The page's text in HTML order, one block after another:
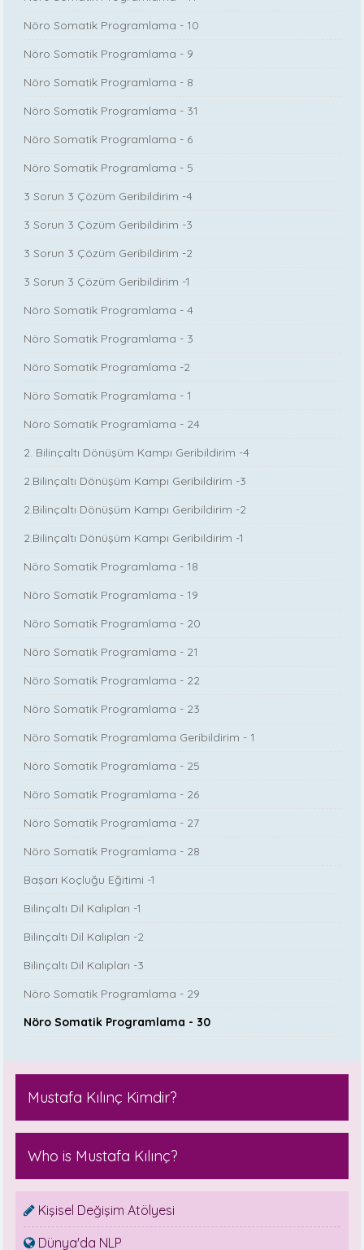
Nöro Somatik Programlama - 10
Nöro Somatik Programlama - 9
Nöro Somatik Programlama - 8
Nöro Somatik Programlama - 31
Nöro Somatik Programlama - 6
Nöro Somatik Programlama - 5
3 Sorun 3 Çözüm Geribildirim -4
3 Sorun 3 Çözüm Geribildirim -3
3 Sorun 3 Çözüm Geribildirim -2
3 Sorun 3 Çözüm Geribildirim -1
Nöro Somatik Programlama - 4
Nöro Somatik Programlama - 3
Nöro Somatik Programlama -2
Nöro Somatik Programlama - 1
Nöro Somatik Programlama - 24
2. Bilinçaltı Dönüşüm Kampı Geribildirim -4
2.Bilinçaltı Dönüşüm Kampı Geribildirim -3
2.Bilinçaltı Dönüşüm Kampı Geribildirim -2
2.Bilinçaltı Dönüşüm Kampı Geribildirim -1
Nöro Somatik Programlama - 18
Nöro Somatik Programlama - 19
Nöro Somatik Programlama - 20
Nöro Somatik Programlama - 21
Nöro Somatik Programlama - 22
Nöro Somatik Programlama - 23
Nöro Somatik Programlama Geribildirim - 1
Nöro Somatik Programlama - 25
Nöro Somatik Programlama - 26
Nöro Somatik Programlama - 27
Nöro Somatik Programlama - 28
Başarı Koçluğu Eğitimi -1
Bilinçaltı Dil Kalıpları -1
Bilinçaltı Dil Kalıpları -2
Bilinçaltı Dil Kalıpları -3
Nöro Somatik Programlama - 29
Nöro Somatik Programlama - 30
Mustafa Kılınç Kimdir?
Who is Mustafa Kılınç?
Kişisel Değişim Atölyesi
Dünya'da NLP